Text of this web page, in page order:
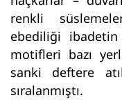
renkli
ebediliği ibadetin
motifleri bazı
sanki deftere
sıralanmıştı.